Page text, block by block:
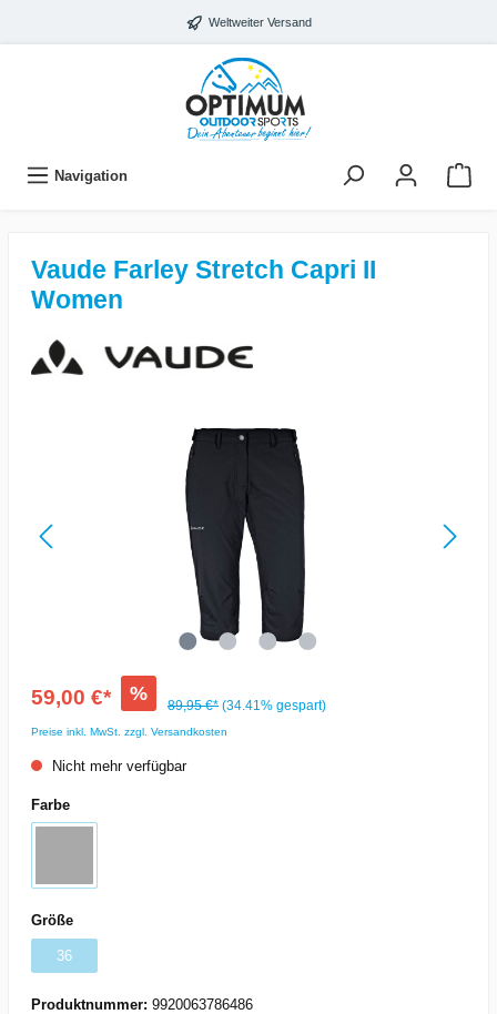
Weltweiter Versand
Navigation
Vaude Farley Stretch Capri II
Women
59,00 €* %
89,95 €* (34.41% gespart)
Preise inkl. MwSt. zzgl. Versandkosten
Nicht mehr verfügbar
Farbe
Größe
36
Produktnummer: 9920063786486